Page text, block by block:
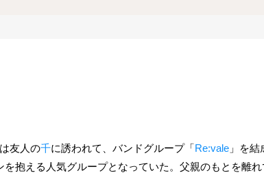
は友人の千に誘われて、バンドグループ「Re:vale 」を
抱える人気グループとなっていた。父親のもとを離